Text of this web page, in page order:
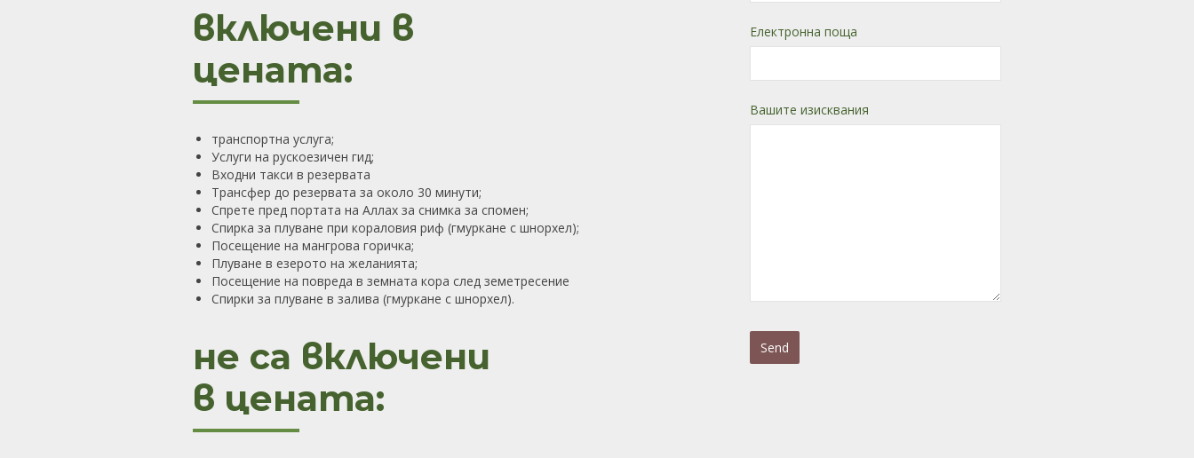
включени в
цената:
транспортна услуга;
Услуги на рускоезичен гид;
Входни такси в резервата
Трансфер до резервата за около 30 минути;
Спрете пред портата на Аллах за снимка за спомен;
Спирка за плуване при кораловия риф (гмуркане с шнорхел);
Посещение на мангрова горичка;
Плуване в езерото на желанията;
Посещение на повреда в земната кора след земетресение
Спирки за плуване в залива (гмуркане с шнорхел).
не са включени
в цената:
Електронна поща
Вашите изисквания
Send